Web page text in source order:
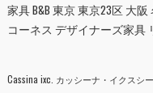
家具 B&B 東京 東京23区 大
コーネス デザイナーズ家具
Cassina ixc. カッシーナ・イクスシー